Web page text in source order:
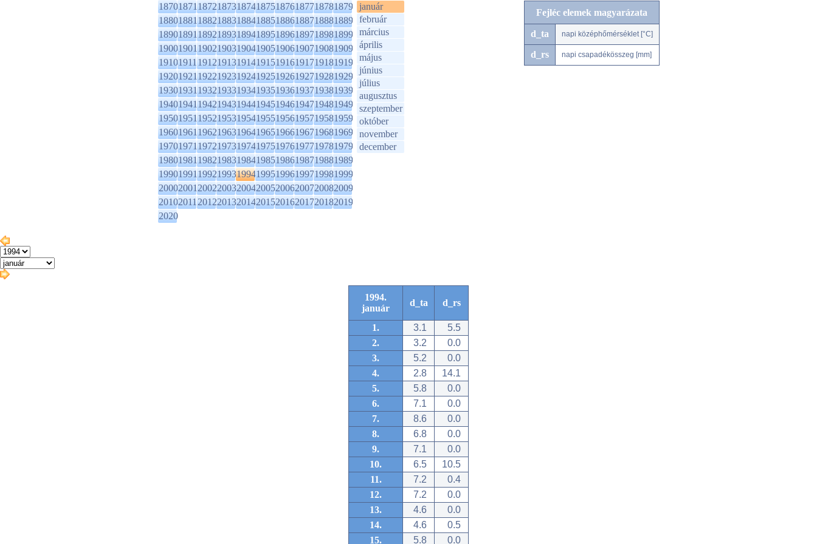
1870187118721873187418751876187718781879
1880188118821883188418851886188718881889
1890189118921893189418951896189718981899
1900190119021903190419051906190719081909
1910191119121913191419151916191719181919
1920192119221923192419251926192719281929
1930193119321933193419351936193719381939
1940194119421943194419451946194719481949
1950195119521953195419551956195719581959
1960196119621963196419651966196719681969
1970197119721973197419751976197719781979
1980198119821983198419851986198719881989
1990199119921993199419951996199719981999
2000200120022003200420052006200720082009
2010201120122013201420152016201720182019
2020
január
február
március
április
május
június
július
augusztus
szeptember
október
november
december
Fejléc elemek magyarázata
d_ta napi középhőmérséklet [°C]
d_rs napi csapadékösszeg [mm]
1994.
január
d_ta d_rs
1. 3.1
5.5
2.
3.2
0.0
3.
5.2
0.0
4.
2.8
14.1
5.
5.8
0.0
6.
7.1
0.0
7.
8.6
0.0
8.
6.8
0.0
9.
7.1
0.0
10.
6.5
10.5
11.
7.2
0.4
12.
7.2
0.0
13.
4.6
0.0
14.
4.6
0.5
15.
5.8 0.0